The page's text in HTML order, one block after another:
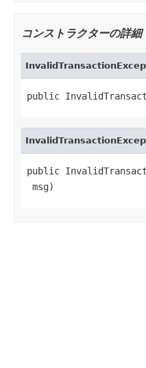
コンストラクターの詳細
public
public
msg)